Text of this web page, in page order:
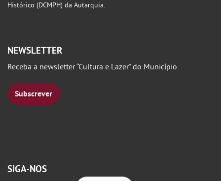
Histórico (DCMPH) da Autarquia.
NEWSLETTER
Receba a newsletter “Cultura e Lazer" do Município.
Subscrever
SIGA-NOS